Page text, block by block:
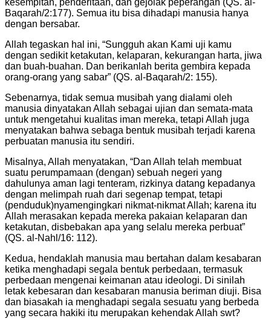
Baqarah/2:177). Semua itu bisa dihadapi manusia hanya
dengan bersabar.
Allah tegaskan hal ini, “Sungguh akan Kami uji kamu
dengan sedikit ketakutan, kelaparan, kekurangan harta, jiwa
dan buah-buahan. Dan berikanlah berita gembira kepada
orang-orang yang sabar” (QS. al-Baqarah/2: 155).
Sebenarnya, tidak semua musibah yang dialami oleh
manusia dinyatakan Allah sebagai ujian dan semata-mata
untuk mengetahui kualitas iman mereka, tetapi Allah juga
menyatakan bahwa sebaga bentuk musibah terjadi karena
perbuatan manusia itu sendiri.
Misalnya, Allah menyatakan, “Dan Allah telah membuat
suatu perumpamaan (dengan) sebuah negeri yang
dahulunya aman lagi tenteram, rizkinya datang kepadanya
dengan melimpah ruah dari segenap tempat, tetapi
(penduduk)nyamengingkari nikmat-nikmat Allah; karena itu
Allah merasakan kepada mereka pakaian kelaparan dan
ketakutan, disbebakan apa yang selalu mereka perbuat”
(QS. al-Nahl/16: 112).
Kedua, hendaklah manusia mau bertahan dalam kesabaran
ketika menghadapi segala bentuk perbedaan, termasuk
perbedaan mengenai keimanan atau ideologi. Di sinilah
letak kebesaran dan kesabaran manusia beriman diuji. Bisa
dan biasakah ia menghadapi segala sesuatu yang berbeda
yang secara hakiki itu merupakan kehendak Allah swt?